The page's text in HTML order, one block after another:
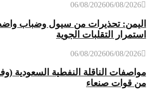
06/08/202606/08/2026
اليمن: تحذيرات من سيول وضباب
استمرار التقلبات الجوية
06/08/202606/08/2026
مواصفات الناقلة النفطية السعودية
من قوات صنعاء